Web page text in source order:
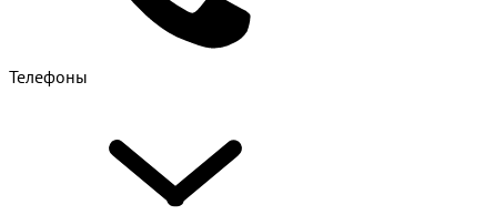
Телефоны